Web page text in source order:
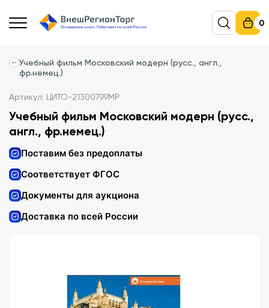
0
Учебный фильм Московский модерн (русс., англ.,
фр.немец.)
Артикул: ЦИТО-21300799МР
Учебный фильм Московский модерн (русс.,
англ., фр.немец.)
Поставим без предоплаты
Соответствует ФГОС
Документы для аукциона
Доставка по всей России